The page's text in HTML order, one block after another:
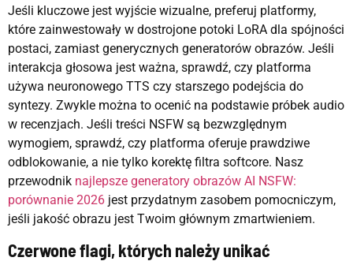
Jeśli kluczowe jest wyjście wizualne, preferuj platformy,
które zainwestowały w dostrojone potoki LoRA dla spójności
postaci, zamiast generycznych generatorów obrazów. Jeśli
interakcja głosowa jest ważna, sprawdź, czy platforma
używa neuronowego TTS czy starszego podejścia do
syntezy. Zwykle można to ocenić na podstawie próbek audio
w recenzjach. Jeśli treści NSFW są bezwzględnym
wymogiem, sprawdź, czy platforma oferuje prawdziwe
odblokowanie, a nie tylko korektę filtra softcore. Nasz
przewodnik najlepsze generatory obrazów AI NSFW:
porównanie 2026 jest przydatnym zasobem pomocniczym,
jeśli jakość obrazu jest Twoim głównym zmartwieniem.
Czerwone flagi, których należy unikać